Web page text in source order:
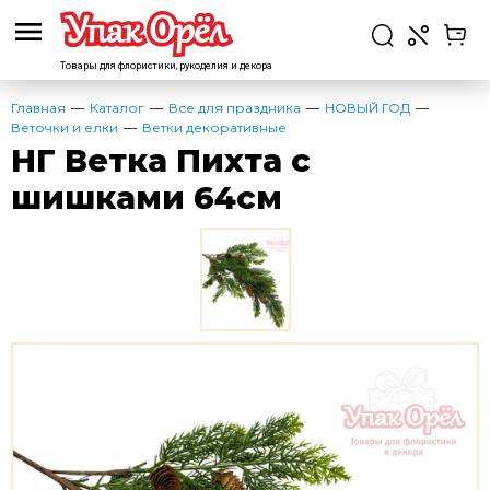
Товары для флористики, рукоделия и декора
Главная Каталог Все для праздника
НОВЫЙ ГОД
Веточки и елки
Ветки декоративные
НГ Ветка Пихта с
шишками 64см